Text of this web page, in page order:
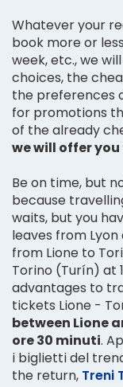
Whatever your
book more or
week, etc., we
choices, the
the preferences
for promotions
of the already
we will offer you
Be on time, but
because
waits, but you
leaves from
from Lione to
Torino (Turín) at
advantages to
tickets Lione -
between Lione
ore 30 minuti.
i biglietti del
the return, Treni